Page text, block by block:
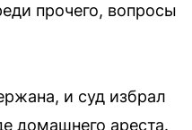
прочего, вопросы
и суд избрал
домашнего ареста.